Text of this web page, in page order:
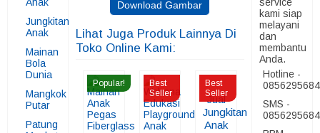
Jungkitan
Anak
Mainan
Bola
Dunia
Mangkok
Putar
Patung
Download Gambar
Lihat Juga Produk Lainnya Di
Toko Online Kami:
Popular!
Best
Seller
Best
Seller
Jual
Jungkitan
Anak
kami siap
melayani
dan
membantu
Anda.
Hotline -
SMS -